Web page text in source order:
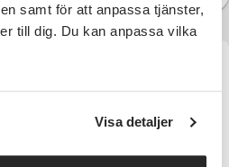
samt för att anpassa tjänster,
till dig. Du kan anpassa vilka
Visa detaljer